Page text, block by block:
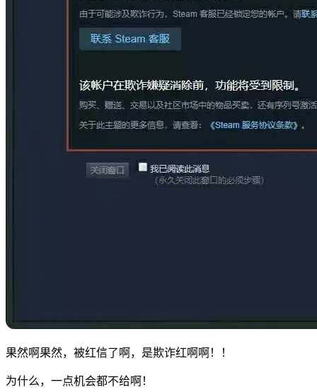
果然啊果然，被红信了啊，是欺诈红啊啊！！
为什么，一点机会都不给啊！